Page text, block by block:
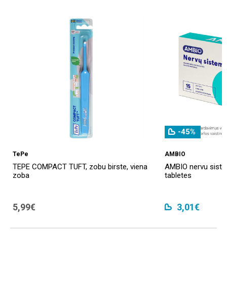
TePe
TEPE COMPACT TUFT, zobu birste, viena
zoba
5,99€
-45%
AMBIO
AMBIO nervu
tabletes
3,01€